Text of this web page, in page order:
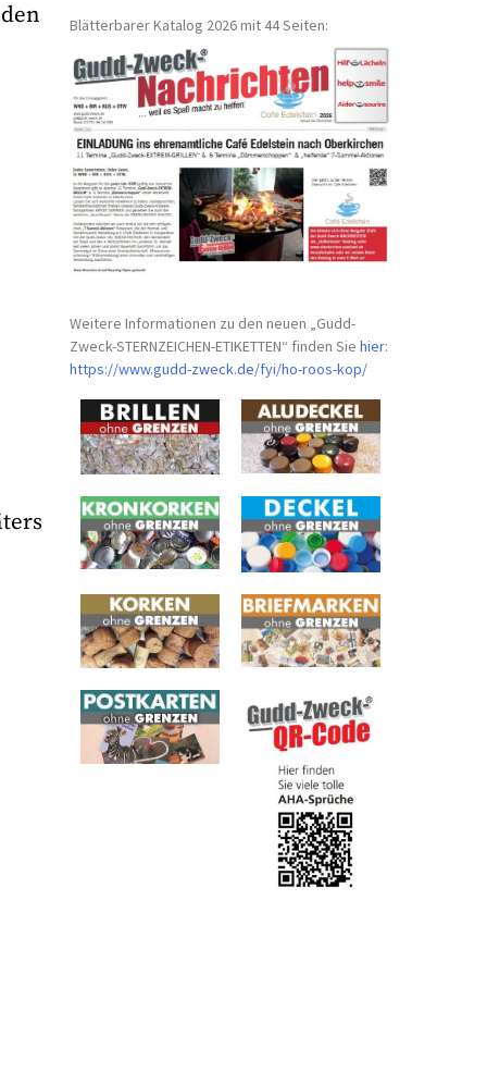
Blätterbarer Katalog 2026 mit 44 Seiten:
Weitere Informationen zu den neuen „Gudd-
Zweck-STERNZEICHEN-ETIKETTEN“ finden Siehier:
https://www.gudd-zweck.de/fyi/ho-roos-kop/